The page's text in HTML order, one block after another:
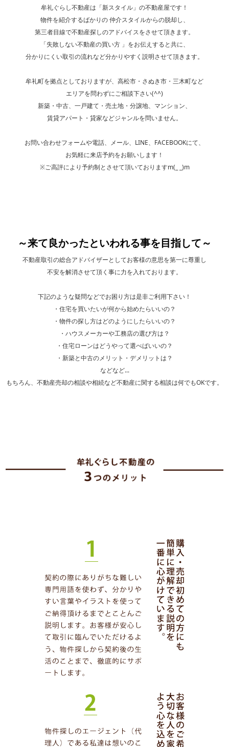
牟礼ぐらし不動産は「新スタイル」の不動産屋です！
物件を紹介するばかりの 仲介スタイルからの脱却し、
第三者目線で不動産探しのアドバイスをさせて頂きます。
「失敗しない不動産の買い方 」をお伝えすると共に、
分かりにくい取引の流れなど分かりやすく説明させて頂きます。
牟礼町を拠点としておりますが、高松市・さぬき市・三木町など
エリアを問わずにご相談下さい(^^)
新築・中古、一戸建て・売土地・分譲地、マンション、
賃貸アパート・貸家などジャンルを問いません。
お問い合わせフォームや電話、メール、LINE、FACEBOOKにて、
お気軽に来店予約をお願いします！
※ご高評により予約制とさせて頂いておりますm(_ _)m
～来て良かったといわれる事を目指して～
不動産取引の総合アドバイザーとしてお客様の意思を第一に尊重し
不安を解消させて頂く事に力を入れております。
下記のような疑問などでお困り方は是非ご利用下さい！
・住宅を買いたいが何から始めたらいいの？
・物件の探し方はどのようにしたらいいの？
・ハウスメーカーや工務店の選び方は？
・住宅ローンはどうやって選べばいいの？
・新築と中古のメリット・デメリットは？
などなど...
もちろん、不動産売却の相談や相続など不動産に関する相談は何でもOKです。